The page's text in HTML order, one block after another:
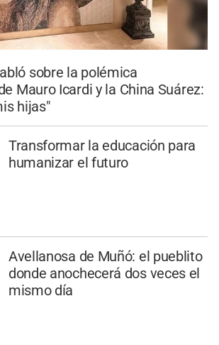
sobre la polémica
Mauro Icardi y la China Suárez:
hijas"
Transformar la educación para
humanizar el futuro
Avellanosa de Muñó: el pueblito
donde anochecerá dos veces el
mismo día